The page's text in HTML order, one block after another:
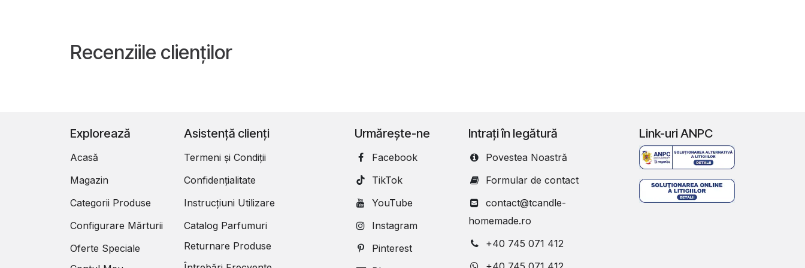
Recenziile clienților
Explorează
Acasă
Magazin
Categorii Produse
Configurare Mărturii
Oferte Speciale
Asistență clienți
Termeni și Condiții
Confidențialitate
Instrucțiuni Utilizare
Catalog Parfumuri
Returnare Produse
Urmărește-ne
Facebook
TikTok
YouTube
Instagram
Pinterest
Intrați în legătură
Povestea Noastră
Formular de contact
contact@tcandle-
homemade.ro
+40 745 071 412
Link-uri ANPC